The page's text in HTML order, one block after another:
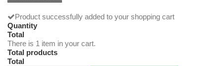
Product successfully added to your shopping cart
Quantity
Total
There is 1 item in your cart.
Total products
Total